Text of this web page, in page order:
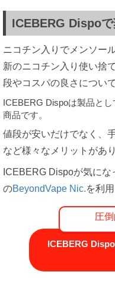
ICEBERG Dispoで
ニコチン入りでメンソー
新のニコチン入り使い捨
段やコスパの良さについ
ICEBERG Dispoは製品と
商品です。
値段が安いだけでなく、
など様々なメリットがあり
ICEBERG Dispoが気に
のBeyondVape Nic.を利
圧
ICEBERG